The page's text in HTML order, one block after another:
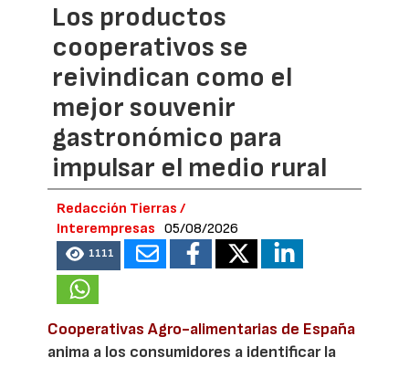
Los productos
cooperativos se
reivindican como el
mejor souvenir
gastronómico para
impulsar el medio rural
Redacción Tierras /
Interempresas
05/08/2026
1111
Cooperativas Agro-alimentarias de España
anima a los consumidores a identificar la